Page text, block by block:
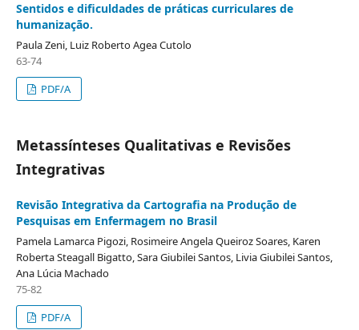
Sentidos e dificuldades de práticas curriculares de
humanização.
Paula Zeni, Luiz Roberto Agea Cutolo
63-74
PDF/A
Metassínteses Qualitativas e Revisões
Integrativas
Revisão Integrativa da Cartografia na Produção de
Pesquisas em Enfermagem no Brasil
Pamela Lamarca Pigozi, Rosimeire Angela Queiroz Soares, Karen
Roberta Steagall Bigatto, Sara Giubilei Santos, Livia Giubilei Santos,
Ana Lúcia Machado
75-82
PDF/A